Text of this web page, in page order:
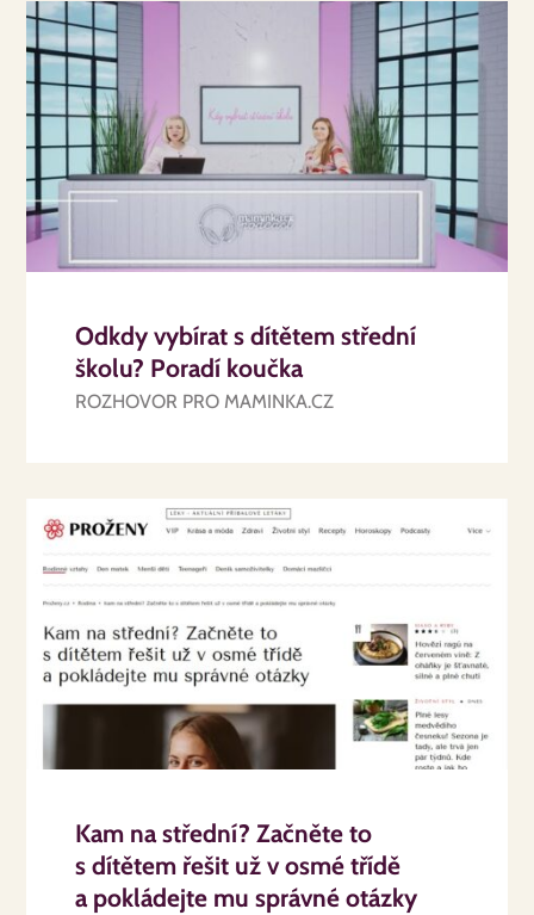
Odkdy vybírat s dítětem střední
školu? Poradí koučka
ROZHOVOR PRO MAMINKA.CZ
Kam na střední? Začněte to
s dítětem řešit už v osmé třídě
a pokládejte mu správné otázky